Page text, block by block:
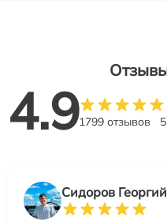
4.91799 отзывов
Сидоров Георгий